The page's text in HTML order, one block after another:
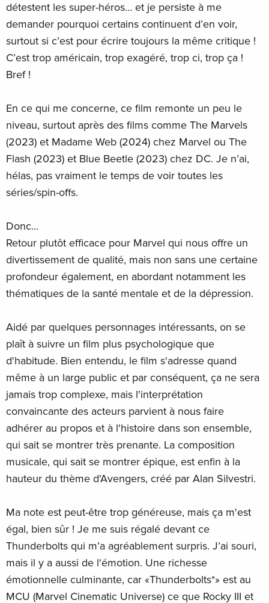
détestent les super-héros… et je persiste à me
demander pourquoi certains continuent d’en voir,
surtout si c’est pour écrire toujours la même critique !
C’est trop américain, trop exagéré, trop ci, trop ça !
Bref !
En ce qui me concerne, ce film remonte un peu le
niveau, surtout après des films comme The Marvels
(2023) et Madame Web (2024) chez Marvel ou The
Flash (2023) et Blue Beetle (2023) chez DC. Je n’ai,
hélas, pas vraiment le temps de voir toutes les
séries/spin-offs.
Donc…
Retour plutôt efficace pour Marvel qui nous offre un
divertissement de qualité, mais non sans une certaine
profondeur également, en abordant notamment les
thématiques de la santé mentale et de la dépression.
Aidé par quelques personnages intéressants, on se
plaît à suivre un film plus psychologique que
d'habitude. Bien entendu, le film s'adresse quand
même à un large public et par conséquent, ça ne sera
jamais trop complexe, mais l'interprétation
convaincante des acteurs parvient à nous faire
adhérer au propos et à l'histoire dans son ensemble,
qui sait se montrer très prenante. La composition
musicale, qui sait se montrer épique, est enfin à la
hauteur du thème d'Avengers, créé par Alan Silvestri.
Ma note est peut-être trop généreuse, mais ça m'est
égal, bien sûr ! Je me suis régalé devant ce
Thunderbolts qui m’a agréablement surpris. J’ai souri,
mais il y a aussi de l'émotion. Une richesse
émotionnelle culminante, car «Thunderbolts*» est au
MCU (Marvel Cinematic Universe) ce que Rocky III et